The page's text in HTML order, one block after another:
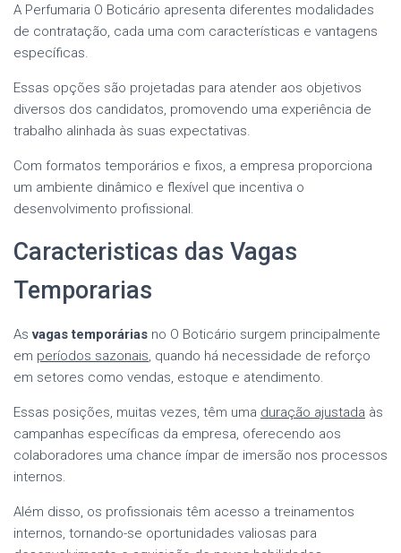
A Perfumaria O Boticário apresenta diferentes modalidades
de contratação, cada uma com características e vantagens
específicas.
Essas opções são projetadas para atender aos objetivos
diversos dos candidatos, promovendo uma experiência de
trabalho alinhada às suas expectativas.
Com formatos temporários e fixos, a empresa proporciona
um ambiente dinâmico e flexível que incentiva o
desenvolvimento profissional.
Caracteristicas das Vagas
Temporarias
Asvagas temporárias no O Boticário surgem principalmente
em períodos sazonais, quando há necessidade de reforço
em setores como vendas, estoque e atendimento.
Essas posições, muitas vezes, têm uma duração ajustada às
campanhas específicas da empresa, oferecendo aos
colaboradores uma chance ímpar de imersão nos processos
internos.
Além disso, os profissionais têm acesso a treinamentos
internos, tornando-se oportunidades valiosas para